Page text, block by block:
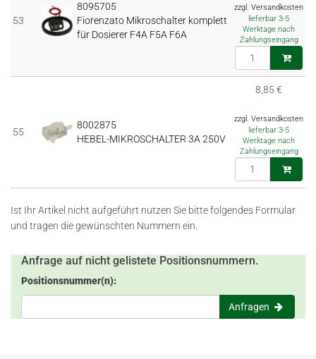
53
8095705
Fiorenzato Mikroschalter komplett
für Dosierer F4A F5A F6A
zzgl. Versandkosten
lieferbar 3-5
Werktage nach
Zahlungseingang
55
8002875
HEBEL-MIKROSCHALTER 3A 250V
8,85 €
zzgl. Versandkosten
lieferbar 3-5
Werktage nach
Zahlungseingang
Ist Ihr Artikel nicht aufgeführt nutzen Sie bitte folgendes Formular
und tragen die gewünschten Nummern ein.
Anfrage auf nicht gelistete Positionsnummern.
Positionsnummer(n):
Anfragen